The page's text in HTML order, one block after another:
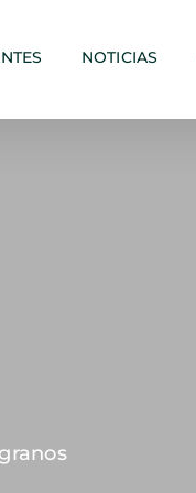
NOTICIAS